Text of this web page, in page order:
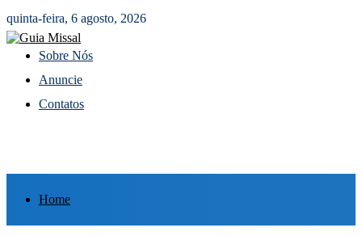
quinta-feira, 6 agosto, 2026
Sobre Nós
Anuncie
Contatos
Home